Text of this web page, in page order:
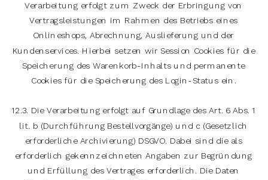
Verarbeitung erfolgt zum Zweck der Erbringung von
Vertragsleistungen im Rahmen des Betriebs eines
Onlineshops, Abrechnung, Auslieferung und der
Kundenservices. Hierbei setzen wir Session Cookies für die
Speicherung des Warenkorb-Inhalts und permanente
Cookies für die Speicherung des Login-Status ein.
12.3. Die Verarbeitung erfolgt auf Grundlage des Art. 6 Abs. 1
lit. b (Durchführung Bestellvorgänge) und c (Gesetzlich
erforderliche Archivierung) DSGVO. Dabei sind die als
erforderlich gekennzeichneten Angaben zur Begründung
und Erfüllung des Vertrages erforderlich. Die Daten